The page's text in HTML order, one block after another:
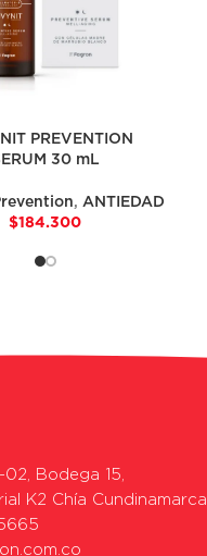
PREVENTION
30 mL
, ANTIEDAD
$184.300
Bodega 15,
K2 Chía Cundinamarca